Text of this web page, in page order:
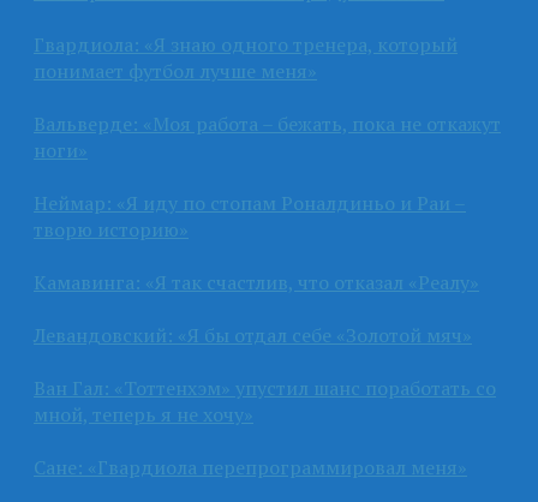
Гвардиола: «Я знаю одного тренера, который
понимает футбол лучше меня»
Вальверде: «Моя работа – бежать, пока не откажут
ноги»
Неймар: «Я иду по стопам Роналдиньо и Раи –
творю историю»
Камавинга: «Я так счастлив, что отказал «Реалу»
Левандовский: «Я бы отдал себе «Золотой мяч»
Ван Гал: «Тоттенхэм» упустил шанс поработать со
мной, теперь я не хочу»
Сане: «Гвардиола перепрограммировал меня»